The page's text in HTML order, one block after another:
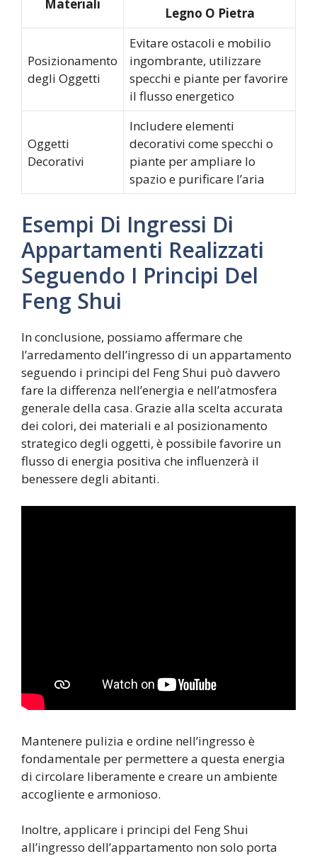
Materiali
Legno O Pietra
Posizionamento
degli Oggetti
Evitare ostacoli e mobilio
ingombrante, utilizzare
specchi e piante per favorire
il flusso energetico
Oggetti
Decorativi
Includere elementi
decorativi come specchi o
piante per ampliare lo
spazio e purificare l’aria
Esempi Di Ingressi Di
Appartamenti Realizzati
Seguendo I Principi Del
Feng Shui
In conclusione, possiamo affermare che
l’arredamento dell’ingresso di un appartamento
seguendo i principi del Feng Shui può davvero
fare la differenza nell’energia e nell’atmosfera
generale della casa. Grazie alla scelta accurata
dei colori, dei materiali e al posizionamento
strategico degli oggetti, è possibile favorire un
flusso di energia positiva che influenzerà il
benessere degli abitanti.
Mantenere pulizia e ordine nell’ingresso è
fondamentale per permettere a questa energia
di circolare liberamente e creare un ambiente
accogliente e armonioso.
Inoltre, applicare i principi del Feng Shui
all’ingresso dell’appartamento non solo porta